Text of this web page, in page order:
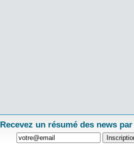
Recevez un résumé des news